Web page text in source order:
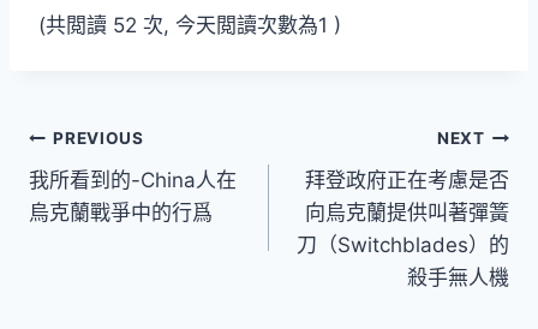
(共閲讀 52 次, 今天閲讀次數為1 )
文
章
PREVIOUS
我所看到的-China人在
烏克蘭戰爭中的行爲
NEXT
拜登政府正在考慮是否
向烏克蘭提供叫著彈簧
刀（Switchblades）的
殺手無人機